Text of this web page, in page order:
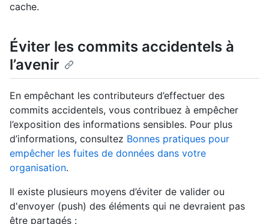
cache.
Éviter les commits accidentels à
l’avenir
En empêchant les contributeurs d’effectuer des
commits accidentels, vous contribuez à empêcher
l’exposition des informations sensibles. Pour plus
d’informations, consultez Bonnes pratiques pour
empêcher les fuites de données dans votre
organisation.
Il existe plusieurs moyens d’éviter de valider ou
d'envoyer (push) des éléments qui ne devraient pas
être partagés :